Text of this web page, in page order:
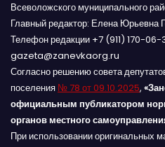
Всеволожского муниципального
Главный редактор: Елена Юрьевна
Телефон редакции +7 (911) 170-06-
gazeta@zanevkaorg.ru
Согласно решению совета
поселения № 78 от 09.10.2025,
официальным публикатором
органов местного
При использовании оригинальных